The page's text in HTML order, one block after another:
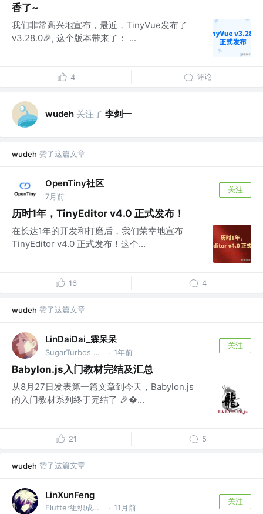
香了~
我们非常高兴地宣布，最近，TinyVue发布了
v3.28.0🎉, 这个版本带来了： ...
4 评论
wudeh 关注了 李剑一
wudeh 赞了这篇文章
OpenTiny社区
7月前
关注
历时1年，TinyEditor v4.0 正式发布！
在长达1年的开发和打磨后，我们荣幸地宣布
TinyEditor v4.0 正式发布！这个...
16 4
wudeh 赞了这篇文章
LinDaiDai_霖呆呆
SugarTurbos Club 成员 · 1年前
关注
Babylon.js入门教材完结及汇总
从8月27日发表第一篇文章到今天，Babylon.js
的入门教材系列终于完结了 🎉...
21 5
wudeh 赞了这篇文章
LinXunFeng
Flutter组织成员 @公众号:FSA全栈行动 · 11月前
关注